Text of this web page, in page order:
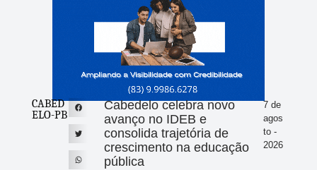
CABED
ELO-PB
Cabedelo celebra novo
avanço no IDEB e
consolida trajetória de
crescimento na educação
pública
7 de
agos
to -
2026